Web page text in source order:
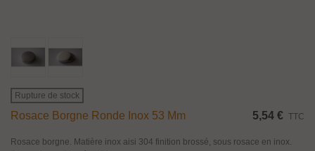
Rupture de stock
Rosace Borgne Ronde Inox 53 Mm 5,54 € TTC
Rosace borgne. Matière inox aisi 304 finition brossé, sous rosace en inox.